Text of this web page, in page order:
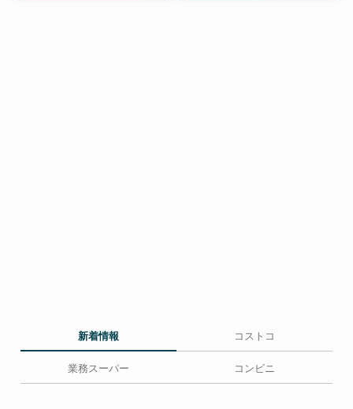
新着情報 コストコ
業務スーパー コンビニ